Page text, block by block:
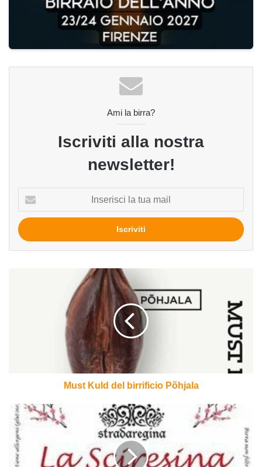
Ami la birra?
Iscriviti alla nostra
newsletter!
tua
mail
Must Kuld del birrificio Põhjala
La
Sciresina
del
birrificio
Stradaregina